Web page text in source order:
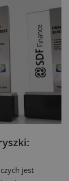
jest